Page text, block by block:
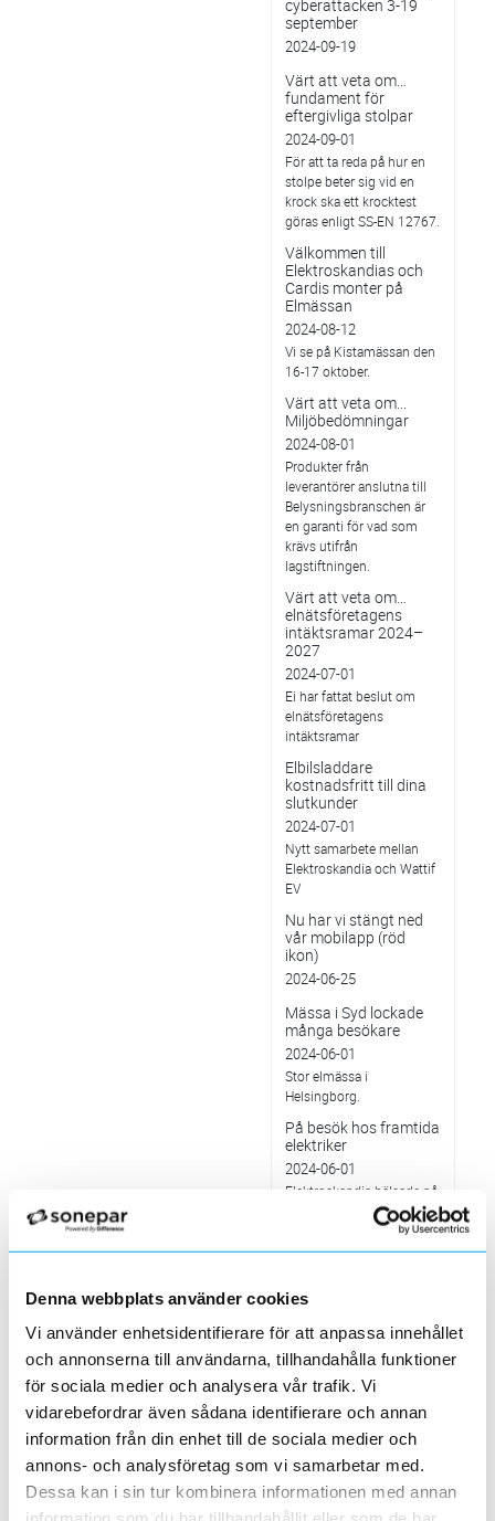
Denna webbplats använder cookies
Vi använder enhetsidentifierare för att anpassa innehållet
och annonserna till användarna, tillhandahålla funktioner
för sociala medier och analysera vår trafik. Vi
vidarebefordrar även sådana identifierare och annan
information från din enhet till de sociala medier och
annons- och analysföretag som vi samarbetar med.
Dessa kan i sin tur kombinera informationen med annan
cyberattacken 3-19
september
2024-09-19
Värt att veta om…
fundament för
eftergivliga stolpar
2024-09-01
För att ta reda på hur en
stolpe beter sig vid en
krock ska ett krocktest
göras enligt SS-EN 12767.
Välkommen till
Elektroskandias och
Cardis monter på
Elmässan
2024-08-12
Vi se på Kistamässan den
16-17 oktober.
Värt att veta om...
Miljöbedömningar
2024-08-01
Produkter från
leverantörer anslutna till
Belysningsbranschen är
en garanti för vad som
krävs utifrån
lagstiftningen.
Värt att veta om…
elnätsföretagens
intäktsramar 2024–
2027
2024-07-01
Ei har fattat beslut om
elnätsföretagens
intäktsramar
Elbilsladdare
kostnadsfritt till dina
slutkunder
2024-07-01
Nytt samarbete mellan
Elektroskandia och Wattif
EV
Nu har vi stängt ned
vår mobilapp (röd
ikon)
2024-06-25
Mässa i Syd lockade
många besökare
2024-06-01
Stor elmässa i
Helsingborg.
På besök hos framtida
elektriker
2024-06-01
Elektroskandia hälsade på
Energiprogrammet vid
Tumba Gymnasium
Batterilagring
2024-06-01
Batterilagring möjliggör
att förnybar energi lagras
för att användas senare.
Nu inför vi möjligt att
använda BankID på
elektroskandia.se
2024-05-28
Värt att veta om…